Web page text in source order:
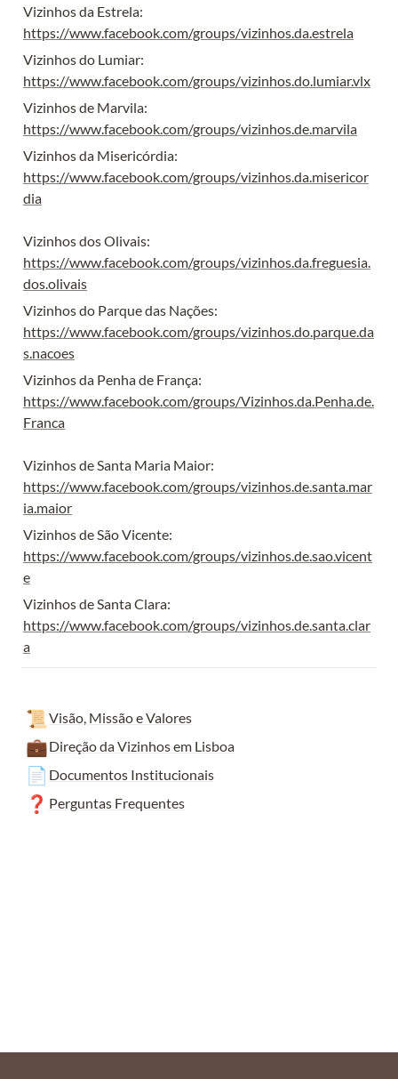
https://www.facebook.com/groups/vizinhos.da.estrela
https://www.facebook.com/groups/vizinhos.do.lumiar.vlx
https://www.facebook.com/groups/vizinhos.de.marvila
https://www.facebook.com/groups/vizinhos.da.misericor
dia
https://www.facebook.com/groups/vizinhos.da.freguesia.
dos.olivais
https://www.facebook.com/groups/vizinhos.do.parque.da
s.nacoes
https://www.facebook.com/groups/Vizinhos.da.Penha.de.
Franca
https://www.facebook.com/groups/vizinhos.de.santa.mar
ia.maior
https://www.facebook.com/groups/vizinhos.de.sao.vicent
e
https://www.facebook.com/groups/vizinhos.de.santa.clar
a
📜 Visão, Missão e Valores
💼Direção da Vizinhos em Lisboa
📄 Documentos Institucionais
❓ Perguntas Frequentes